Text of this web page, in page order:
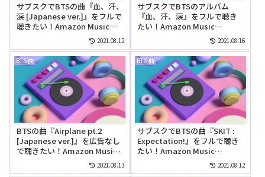
サブスクでBTSの曲『血、汗、
涙 [Japanese ver.]』をフルで
聴きたい！Amazon Music
Unlimitedでは無料で聴け
る？
2021.08.12
サブスクでBTSのアルバム
『血、汗、涙』をフルで聴き
たい！Amazon Music
Unlimitedでは無料で聴け
る？
2021.08.16
BTS 曲
BTSの曲『Airplane pt.2
[Japanese ver.]』を広告なし
で聴きたい！Amazon Music
Unlimitedの無料お試しでリ
ピートして聴ける？
2021.08.13
BTS 曲
サブスクでBTSの曲『SKIT :
Expectation!』をフルで聴き
たい！Amazon Music
Unlimitedでは無料で聴け
る？
2021.08.12